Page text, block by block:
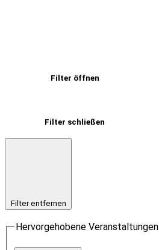
Filter öffnen
Filter schließen
Filter entfernen
Hervorgehobene Veranstaltungen